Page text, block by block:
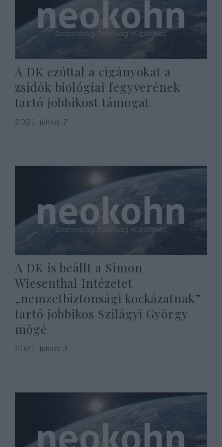
A DK ezúttal a cigányokat a
zsidók biológiai fegyverének
tartó jobbikost támogat
2021. június 7.
A DK is beállt a Simon
Wiesenthal Intézetet
„nemzetbiztonsági kockázatnak”
tartó jobbikos Szilágyi György
mögé
2021. június 3.